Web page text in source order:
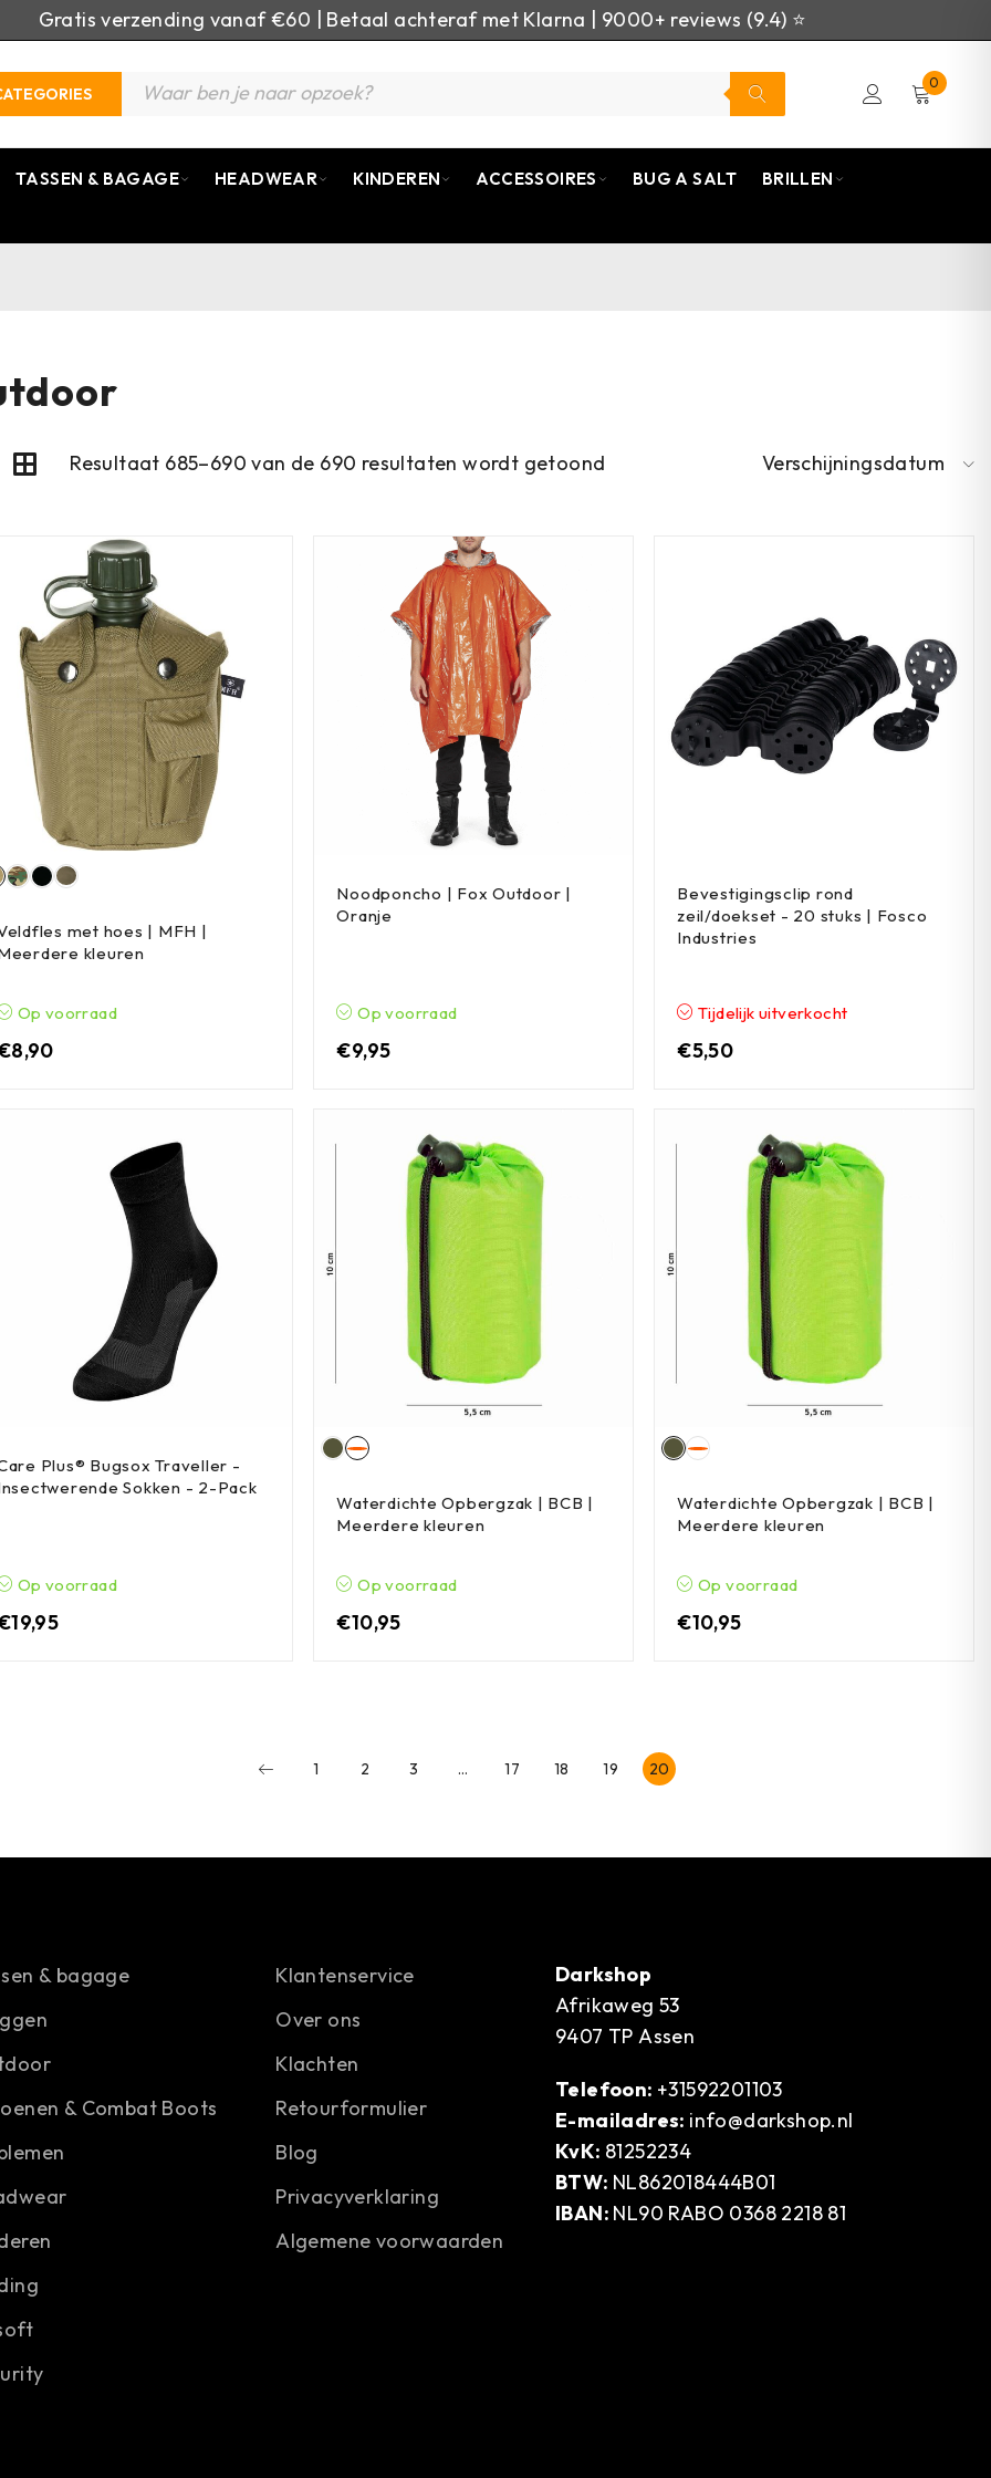
Gratis verzending vanaf €60 | Betaal achteraf met Klarna | 9000+ reviews (9.4) ⭐
0
TASSEN & BAGAGE HEADWEAR KINDEREN ACCESSOIRES BUG A SALT BRILLEN
Resultaat 685–690 van de 690 resultaten wordt getoond Verschijningsdatum
met hoes | MFH |
kleuren
Op voorraad
8,90
Noodponcho | Fox Outdoor |
Oranje
Op voorraad
€9,95
Bevestigingsclip rond
zeil/doekset - 20 stuks | Fosco
Industries
Tijdelijk uitverkocht
€5,50
Plus® Bugsox Traveller -
Sokken - 2-Pack
Op voorraad
19,95
Waterdichte Opbergzak | BCB |
Meerdere kleuren
Op voorraad
€10,95
Waterdichte Opbergzak | BCB |
Meerdere kleuren
Op voorraad
€10,95
1 2 3 … 17 18 19 20
& bagage
& Combat Boots
Klantenservice
Over ons
Klachten
Retourformulier
Blog
Privacyverklaring
Algemene voorwaarden
Darkshop
Afrikaweg 53
9407 TP Assen
Telefoon: +31592201103
E-mailadres: info@darkshop.nl
KvK: 81252234
BTW: NL862018444B01
IBAN: NL90 RABO 0368 2218 81